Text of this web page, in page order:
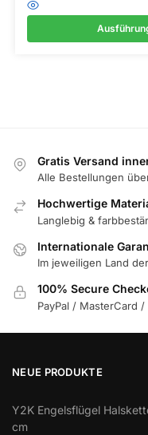
Gratis Versand
Alle Bestellungen
Hochwertige
Langlebig &
Internationale
Im jeweiligen Land
100% Secure
PayPal / MasterCard /
NEUE PRODUKTE
Y2K Engelsflügel
cm